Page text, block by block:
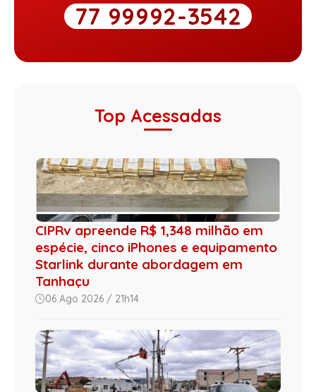
77 99992-3542
Top Acessadas
CIPRv apreende R$ 1,348 milhão em
espécie, cinco iPhones e equipamento
Starlink durante abordagem em
Tanhaçu
06 Ago 2026 / 21h14